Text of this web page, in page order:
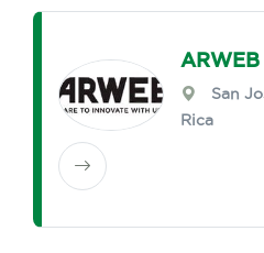
ARWEB
San
Rica